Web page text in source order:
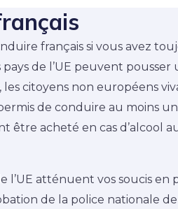
français si vous avez
de l’UE peuvent
citoyens non européens
de conduire au moins
être acheté en cas d’alcool
l’UE atténuent vos soucis
de la police nationale